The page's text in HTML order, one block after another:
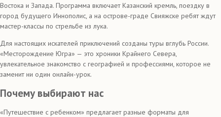
Востока и Запада. Программа включает Казанский кремль, поездку в
город будущего Иннополис, а на острове-граде Свияжске ребят ждут
мастер-классы по стрельбе из лука.
Для настоящих искателей приключений созданы туры вглубь России.
«Месторождение Югра» — это хроники Крайнего Севера,
увлекательное знакомство с географией и профессиями, которое не
заменит ни один онлайн-урок.
Почему выбирают нас
«Путешествие с ребенком» предлагает разные форматы для